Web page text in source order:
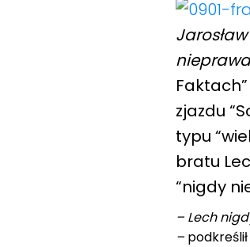
zjazdu
typu
bratu
“nigdy
– Lech
– podkreślił